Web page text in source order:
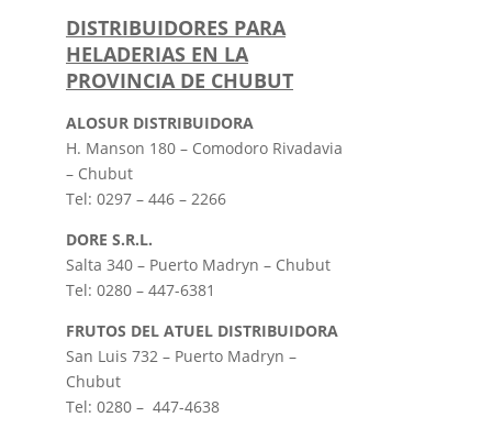
DISTRIBUIDORES PARA
HELADERIAS EN LA
PROVINCIA DE CHUBUT
ALOSUR DISTRIBUIDORA
H. Manson 180 – Comodoro Rivadavia
– Chubut
Tel: 0297 – 446 – 2266
DORE S.R.L.
Salta 340 – Puerto Madryn – Chubut
Tel: 0280 – 447-6381
FRUTOS DEL ATUEL DISTRIBUIDORA
San Luis 732 – Puerto Madryn –
Chubut
Tel: 0280 – 447-4638